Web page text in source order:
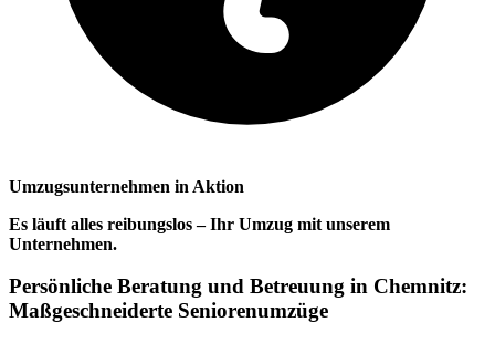
Umzugsunternehmen in Aktion
Es läuft alles reibungslos – Ihr Umzug mit unserem
Unternehmen.
Persönliche Beratung und Betreuung in Chemnitz:
Maßgeschneiderte Seniorenumzüge